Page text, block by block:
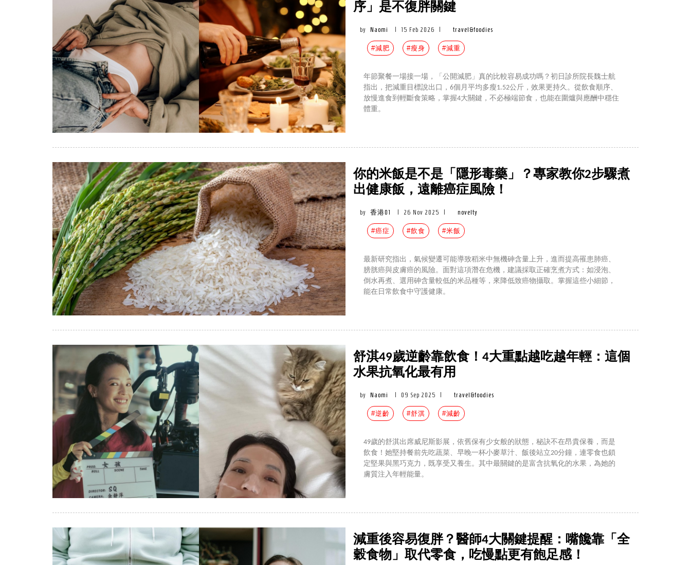
序」是不復胖關鍵
by Naomi 15 Feb 2026 travel&foodies
#減肥 #瘦身 #減重
年節聚餐一場接一場，「公開減肥」真的比較容易成功嗎？初日診所院長魏士航
指出，把減重目標說出口，6個月平均多瘦1.52公斤，效果更持久。從飲食順序、
放慢進食到輕斷食策略，掌握4大關鍵，不必極端節食，也能在圍爐與應酬中穩住
體重。
你的米飯是不是「隱形毒藥」？專家教你2步驟煮
出健康飯，遠離癌症風險！
by 香港01 26 Nov 2025 novelty
#癌症 #飲食 #米飯
最新研究指出，氣候變遷可能導致稻米中無機砷含量上升，進而提高罹患肺癌、
膀胱癌與皮膚癌的風險。面對這項潛在危機，建議採取正確烹煮方式：如浸泡、
倒水再煮、選用砷含量較低的米品種等，來降低致癌物攝取。掌握這些小細節，
能在日常飲食中守護健康。
舒淇49歲逆齡靠飲食！4大重點越吃越年輕：這個
水果抗氧化最有用
by Naomi 09 Sep 2025 travel&foodies
#逆齡 #舒淇 #減齡
49歲的舒淇出席威尼斯影展，依舊保有少女般的狀態，秘訣不在昂貴保養，而是
飲食！她堅持餐前先吃蔬菜、早晚一杯小麥草汁、飯後站立20分鐘，連零食也鎖
定堅果與黑巧克力，既享受又養生。其中最關鍵的是富含抗氧化的水果，為她的
膚質注入年輕能量。
減重後容易復胖？醫師4大關鍵提醒：嘴饞靠「全
穀食物」取代零食，吃慢點更有飽足感！